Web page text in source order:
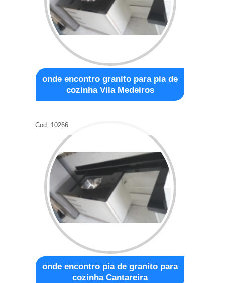
onde encontro granito para pia de
cozinha Vila Medeiros
Cod.:10266
onde encontro pia de granito para
cozinha Cantareira